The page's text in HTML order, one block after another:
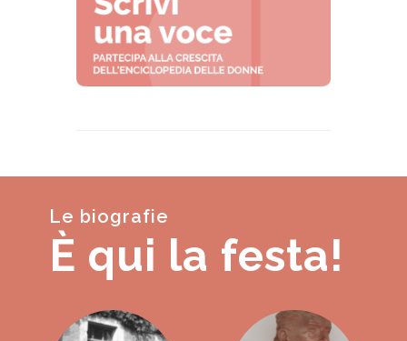
Le biografie
È qui la festa!